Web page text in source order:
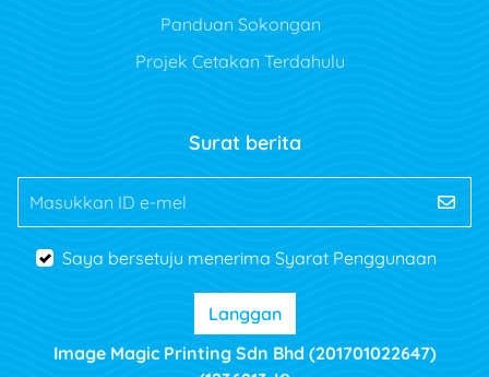
Panduan Sokongan
Projek Cetakan Terdahulu
Surat berita
Masukkan ID e-mel
Saya bersetuju menerima Syarat Penggunaan
Langgan
Image Magic Printing Sdn Bhd (201701022647)